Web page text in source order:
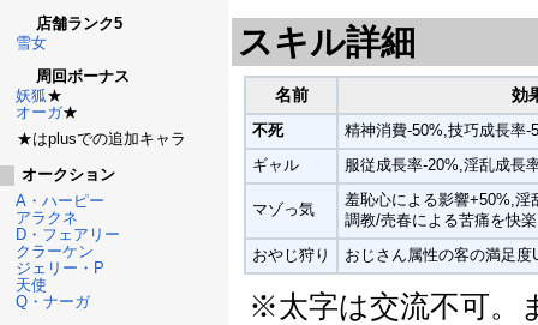
スキル詳細
名前 効
不死
精神消費-50%,技巧成長率-
ギャル
服従成長率-20%,淫乱成長
マゾっ気
羞恥心による影響+50%,淫
調教/売春による苦痛を快
おやじ狩り
おじさん属性の客の満足度
※太字は交流不可。
店舗ランク5
雪女
周回ボーナス
妖狐★
オーガ★
★はplusでの追加キャラ
オークション
A・ハーピー
アラクネ
D・フェアリー
クラーケン
ジェリー・P
天使
Q・ナーガ